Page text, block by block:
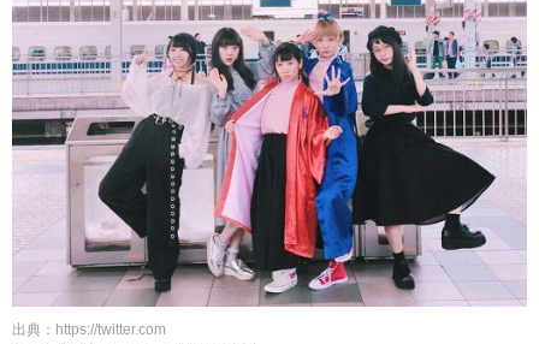
出典：https://twitter.com